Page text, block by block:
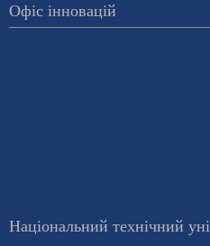
Офіс інновацій
Національний технічний